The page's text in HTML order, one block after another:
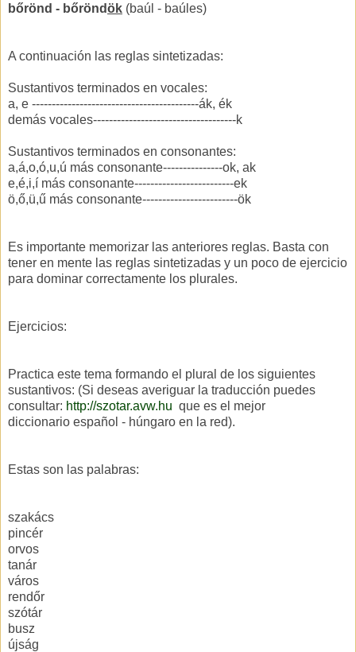
bőrönd - bőröndök (baúl - baúles)
A continuación las reglas sintetizadas:
Sustantivos terminados en vocales:
a, e ------------------------------------------ák, ék
demás vocales------------------------------------k
Sustantivos terminados en consonantes:
a,á,o,ó,u,ú más consonante---------------ok, ak
e,é,i,í más consonante-------------------------ek
ö,ő,ü,ű más consonante------------------------ök
Es importante memorizar las anteriores reglas. Basta con
tener en mente las reglas sintetizadas y un poco de ejercicio
para dominar correctamente los plurales.
Ejercicios:
Practica este tema formando el plural de los siguientes
sustantivos: (Si deseas averiguar la traducción puedes
consultar: http://szotar.avw.hu que es el mejor
diccionario español - húngaro en la red).
Estas son las palabras:
szakács
pincér
orvos
tanár
város
rendőr
szótár
busz
újság